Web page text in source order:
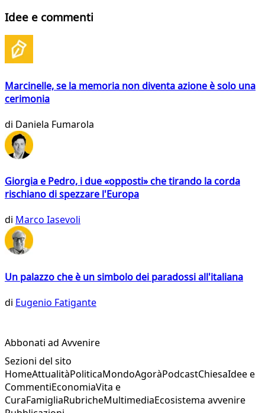
Idee e commenti
Marcinelle, se la memoria non diventa azione è solo una
cerimonia
di Daniela Fumarola
Giorgia e Pedro, i due «opposti» che tirando la corda
rischiano di spezzare l'Europa
di Marco Iasevoli
Un palazzo che è un simbolo dei paradossi all'italiana
di Eugenio Fatigante
Abbonati ad Avvenire
Sezioni del sito
HomeAttualitàPoliticaMondoAgoràPodcastChiesaIdee e
CommentiEconomiaVita e
CuraFamigliaRubricheMultimediaEcosistema avvenire